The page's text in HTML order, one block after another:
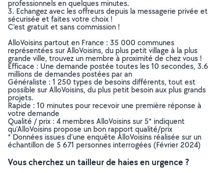
professionnels en quelques minutes.
3. Echangez avec les offreurs depuis la messagerie privée et
sécurisée et faites votre choix !
C’est gratuit et sans commission !
AlloVoisins partout en France : 35 000 communes
représentées sur AlloVoisins, du plus petit village à la plus
grande ville, trouvez un membre à proximité de chez vous !
Efficace : Une demande postée toutes les 10 secondes, 3.6
millions de demandes postées par an
Généraliste : 1 250 types de besoins différents, tout est
possible sur AlloVoisins, du plus petit besoin aux plus grands
projets.
Rapide : 10 minutes pour recevoir une première réponse à
votre demande
Qualité / prix : 4 membres AlloVoisins sur 5* indiquent
qu’AlloVoisins propose un bon rapport qualité/prix
* Données issues d’une enquête AlloVoisins réalisée sur un
échantillon de 5 671 personnes interrogées (Février 2024)
Vous cherchez un tailleur de haies en urgence ?